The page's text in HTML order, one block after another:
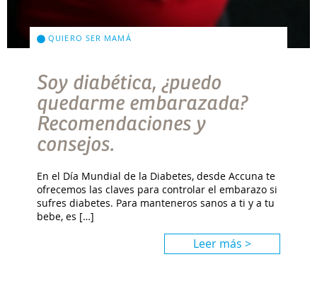
QUIERO SER MAMÁ
Soy diabética, ¿puedo
quedarme embarazada?
Recomendaciones y
consejos.
En el Día Mundial de la Diabetes, desde Accuna te
ofrecemos las claves para controlar el embarazo si
sufres diabetes. Para manteneros sanos a ti y a tu
bebe, es […]
Leer más >